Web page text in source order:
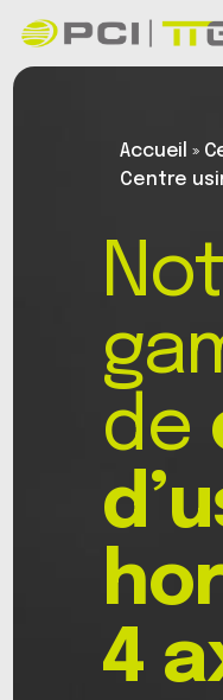
Accueil »
Centre
de
4